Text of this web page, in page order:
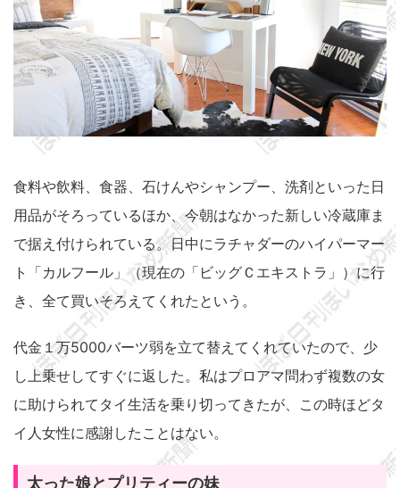
食料や飲料、食器、石けんやシャンプー、洗剤といった日
用品がそろっているほか、今朝はなかった新しい冷蔵庫ま
で据え付けられている。日中にラチャダーのハイパーマー
ト「カルフール」（現在の「ビッグＣエキストラ」）に行
き、全て買いそろえてくれたという。
代金１万5000バーツ弱を立て替えてくれていたので、少
し上乗せしてすぐに返した。私はプロアマ問わず複数の女
に助けられてタイ生活を乗り切ってきたが、この時ほどタ
イ人女性に感謝したことはない。
太った娘とプリティーの妹